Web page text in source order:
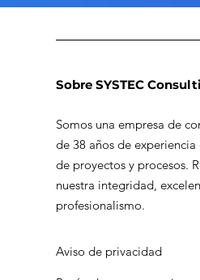
Sobre SYSTEC
Somos una empresa de
de 38 años de
de proyectos y procesos.
nuestra integridad,
profesionalismo.
Aviso de privacidad